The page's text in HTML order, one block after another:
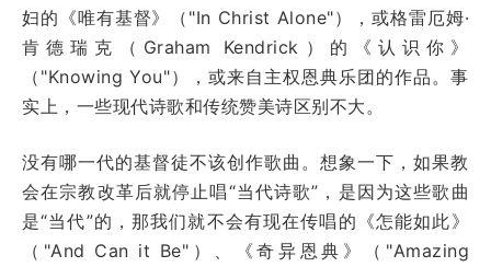
妇的《唯有基督》（"In Christ Alone"），或格雷厄姆·
肯德瑞克（Graham Kendrick）的《认识你》
（"Knowing You"），或来自主权恩典乐团的作品。事
实上，一些现代诗歌和传统赞美诗区别不大。
没有哪一代的基督徒不该创作歌曲。想象一下，如果教
会在宗教改革后就停止唱“当代诗歌”，是因为这些歌曲
是“当代”的，那我们就不会有现在传唱的《怎能如此》
（"And Can it Be"）、《奇异恩典》（"Amazing